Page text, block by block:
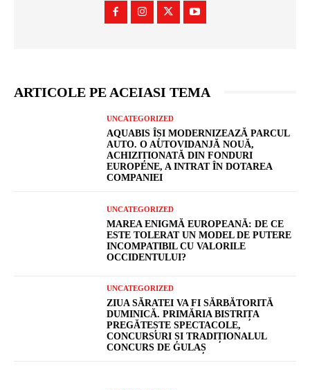
ARTICOLE PE ACEIASI TEMA
UNCATEGORIZED
AQUABIS ÎȘI MODERNIZEAZĂ PARCUL
AUTO. O AUTOVIDANJĂ NOUĂ,
ACHIZIȚIONATĂ DIN FONDURI
EUROPENE, A INTRAT ÎN DOTAREA
COMPANIEI
UNCATEGORIZED
MAREA ENIGMĂ EUROPEANĂ: DE CE
ESTE TOLERAT UN MODEL DE PUTERE
INCOMPATIBIL CU VALORILE
OCCIDENTULUI?
UNCATEGORIZED
ZIUA SĂRATEI VA FI SĂRBĂTORITĂ
DUMINICĂ. PRIMĂRIA BISTRIȚA
PREGĂTEȘTE SPECTACOLE,
CONCURSURI ȘI TRADIȚIONALUL
CONCURS DE GULAȘ